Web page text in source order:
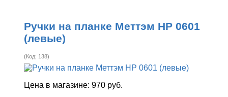
Ручки на планке Меттэм НР 0601
(левые)
(Код: 138)
Цена в магазине:970 руб.